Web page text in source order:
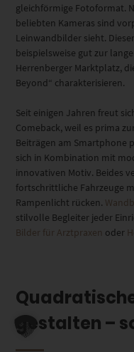
gleichförmige Fotoformat.
beliebten Kameras sind
Leinwandbilder sieht.
beispielsweise gut zur
Herrenberger Marktplatz,
Beyond“ charakterisieren.
Seit einigen Jahren freut
Comeback, weil es prima
Beiträgen am Smartphone
sich in Kombination mit
innovativen Motiv. Beides
fortschrittliche Fahrzeuge
Rampenlicht rücken.
stilvolle Begleiter jeder
Bilder für Arztpraxen oder
gestalten –